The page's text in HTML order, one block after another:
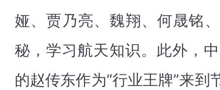
娅、贾乃亮、魏翔、何晟铭
秘，学习航天知识。此外，
的赵传东作为“行业王牌”来